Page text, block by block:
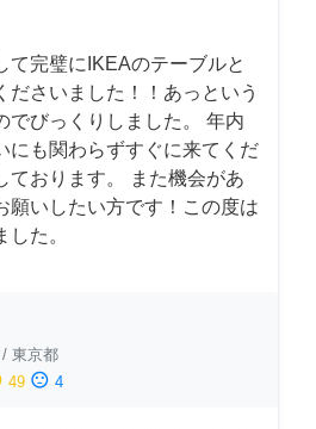
て完璧にIKEAのテーブルと
ださいました！！あっという
でびっくりしました。 年内
にも関わらずすぐに来てくだ
ております。 また機会があ
願いしたい方です！この度は
た。
/ 東京都
49 sentiment_dissatisfied 4